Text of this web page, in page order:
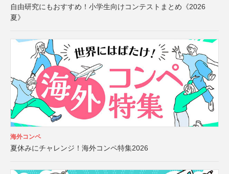
自由研究にもおすすめ！小学生向けコンテストまとめ《2026
夏》
海外コンペ
夏休みにチャレンジ！海外コンペ特集2026